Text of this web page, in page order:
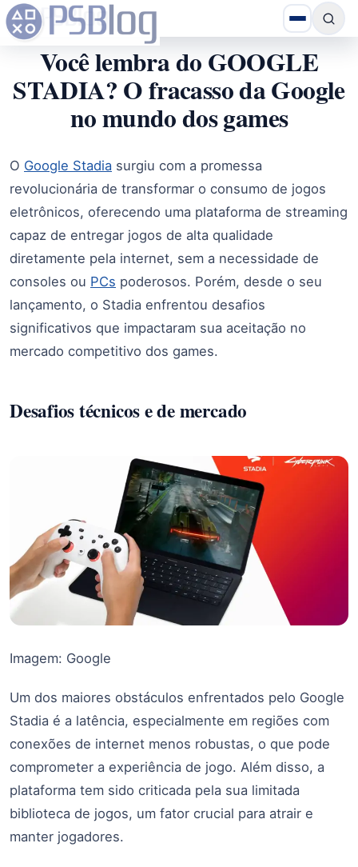
Você lembra do GOOGLE
STADIA? O fracasso da Google
no mundo dos games
O Google Stadia surgiu com a promessa
revolucionária de transformar o consumo de jogos
eletrônicos, oferecendo uma plataforma de streaming
capaz de entregar jogos de alta qualidade
diretamente pela internet, sem a necessidade de
consoles ou PCs poderosos. Porém, desde o seu
lançamento, o Stadia enfrentou desafios
significativos que impactaram sua aceitação no
mercado competitivo dos games.
Desafios técnicos e de mercado
Imagem: Google
Um dos maiores obstáculos enfrentados pelo Google
Stadia é a latência, especialmente em regiões com
conexões de internet menos robustas, o que pode
comprometer a experiência de jogo. Além disso, a
plataforma tem sido criticada pela sua limitada
biblioteca de jogos, um fator crucial para atrair e
manter jogadores.